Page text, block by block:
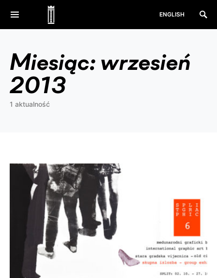
ENGLISH
Miesiąc: wrzesień
2013
1 aktualność